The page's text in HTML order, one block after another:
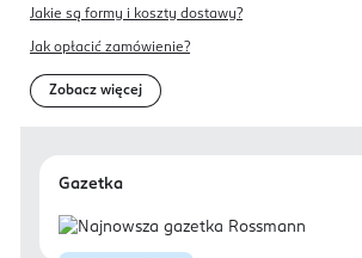
Jakie są formy i koszty dostawy?
Jak opłacić zamówienie?
Zobacz więcej
Gazetka